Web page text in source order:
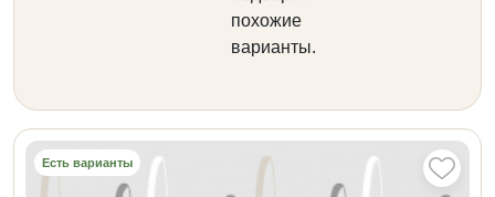
похожие
варианты.
Есть варианты